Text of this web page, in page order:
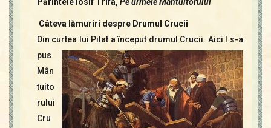
Câteva lămuriri despre Drumul Crucii
Din curtea lui Pilat a început drumul Crucii. Aici I s-a
pus
Mân
tuito
rului
Cru